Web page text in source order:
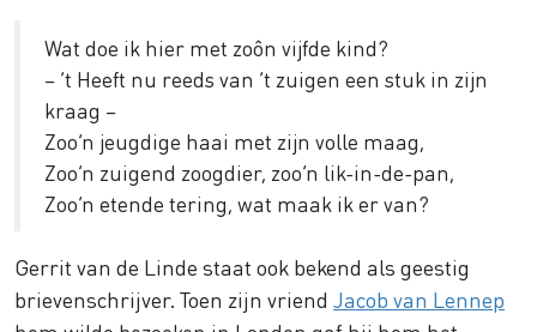
Wat doe ik hier met zoôn vijfde kind?
– ’t Heeft nu reeds van ‘t zuigen een stuk in zijn
kraag –
Zoo’n jeugdige haai met zijn volle maag,
Zoo’n zuigend zoogdier, zoo’n lik-in-de-pan,
Zoo’n etende tering, wat maak ik er van?
Gerrit van de Linde staat ook bekend als geestig
brievenschrijver. Toen zijn vriend Jacob van Lennep